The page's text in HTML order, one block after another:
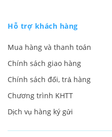
Hỗ trợ khách hàng
Mua hàng và thanh toán
Chính sách giao hàng
Chính sách đổi, trả hàng
Chương trình KHTT
Dịch vụ hàng ký gửi